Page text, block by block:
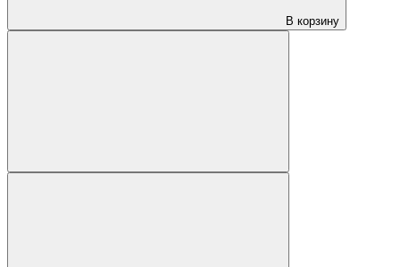
В корзину